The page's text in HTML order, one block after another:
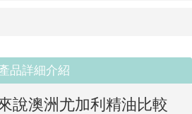
品詳細介紹
說澳洲尤加利精油比較